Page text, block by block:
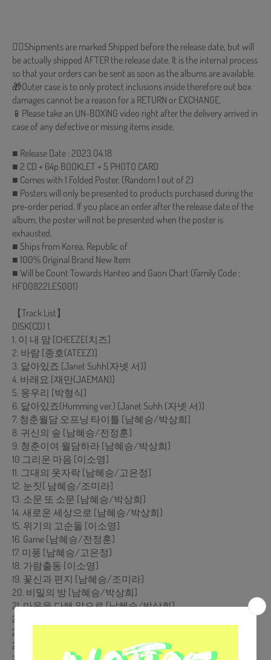
🐱‍💻Shipments are marked Shipped before the release date, but will
be actually shipped AFTER the release date. It is the internal process
so that your orders can be sent as soon as the albums are available.
🎁Outer case is to only protect inclusions inside therefore out box
damages cannot be a reason for a RETURN or EXCHANGE.
📱Please take an UN-BOXING video right after the delivery arrived in
case of any defective or missing items inside.
■ Release Date : 2023.04.18
■ 2 CD + 64p BOOKLET + 5 PHOTO CARD
■ Comes with 1 Folded Poster. (Random 1 out of 2)
■ Posters will only be presented to products purchased during the
pre-order period. If you place an order after the release date of the
album, the poster will not be presented when the poster is
exhausted.
■ Ships from Korea, Republic of
■ 100% Original Brand New Item
■ Will be Count Towards Hanteo and Gaon Chart (Family Code :
HF00822LES001)
【Track List】
DISK(CD) 1.
1. 이 내 맘 [CHEEZE(치즈]
2. 바람 [종호(ATEEZ)]
3. 닮아있죠 [Janet Suhh(자넷 서)]
4. 바래요 [재만(JAEMAN)]
5. 몽우리 [박형식]
6. 닮아있죠(Humming ver.) [Janet Suhh (자넷 서)]
7. 청춘월담 오프닝 타이틀 [남혜승/박상희]
8. 귀신의 숲 [남혜승/전정훈]
9. 청춘이여 월담하라 [남혜승/박상희]
10 그리운 마음 [이소영]
11. 그대의 옷자락 [남혜승/고은정]
12. 눈짓[ 남혜승/조미라]
13. 소문 또 소문 [남혜승/박상희]
14. 새로운 세상으로 [남혜승/박상희]
15. 위기의 고순돌 [이소영]
16. Game [남혜승/전정훈]
17. 미풍 [남혜승/고은정]
18. 가람출동 [이소영]
19. 꽃신과 편지 [남혜승/조미라]
20. 비밀의 방 [남혜승/박상희]
21. 마음을 다해 앞으로 [남혜승/박상희]
22. Maze [남혜승/전정훈]
23. 격구 [남혜승/전정훈]
24. 기억을 찾아서 [남혜승/박상희]